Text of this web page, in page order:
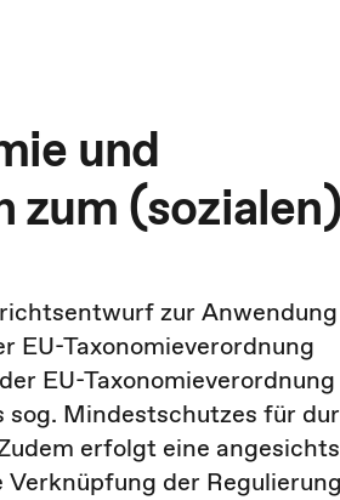
und
zum (sozialen)
zur
EU-Taxonomieverordnung
EU-Taxonomieverordnung
Mindestschutzes für
erfolgt eine
der